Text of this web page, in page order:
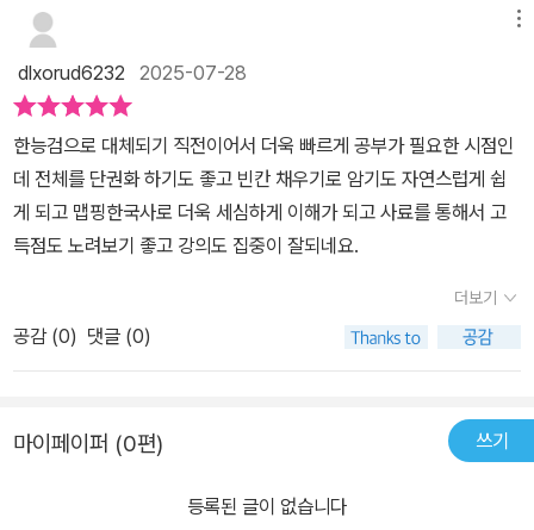
dlxorud6232 2025-07-28
한능검으로 대체되기 직전이어서 더욱 빠르게 공부가 필요한 시점인
데 전체를 단권화 하기도 좋고 빈칸 채우기로 암기도 자연스럽게 쉽
게 되고 맵핑한국사로 더욱 세심하게 이해가 되고 사료를 통해서 고
득점도 노려보기 좋고 강의도 집중이 잘되네요.
더보기
공감 (0) 댓글 (0)
마이페이퍼 (0편) 쓰기
등록된 글이 없습니다